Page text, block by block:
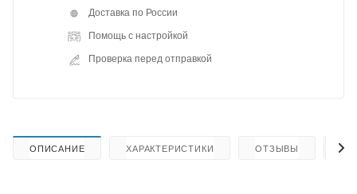
Доставка по России
Помощь с настройкой
Проверка перед отправкой
ОПИСАНИЕ ХАРАКТЕРИСТИКИ ОТЗЫВЫ